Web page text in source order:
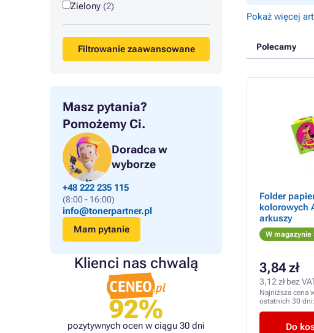
Zielony (2)
Filtrowanie zaawansowane
Masz pytania?
Pomożemy Ci.
Doradca w
wyborze
+48 222 235 115
(8:00 - 16:00)
info@tonerpartner.pl
Mam pytanie
Klienci nas chwalą
92%
pozytywnych ocen w ciągu 30 dni
Pokaż więcej
Polecamy
Folder
kolorowych
arkuszy
W magazynie
3,84 zł
3,12 zł bez
Najniższa cena
ostatnich 30 dni:
Do